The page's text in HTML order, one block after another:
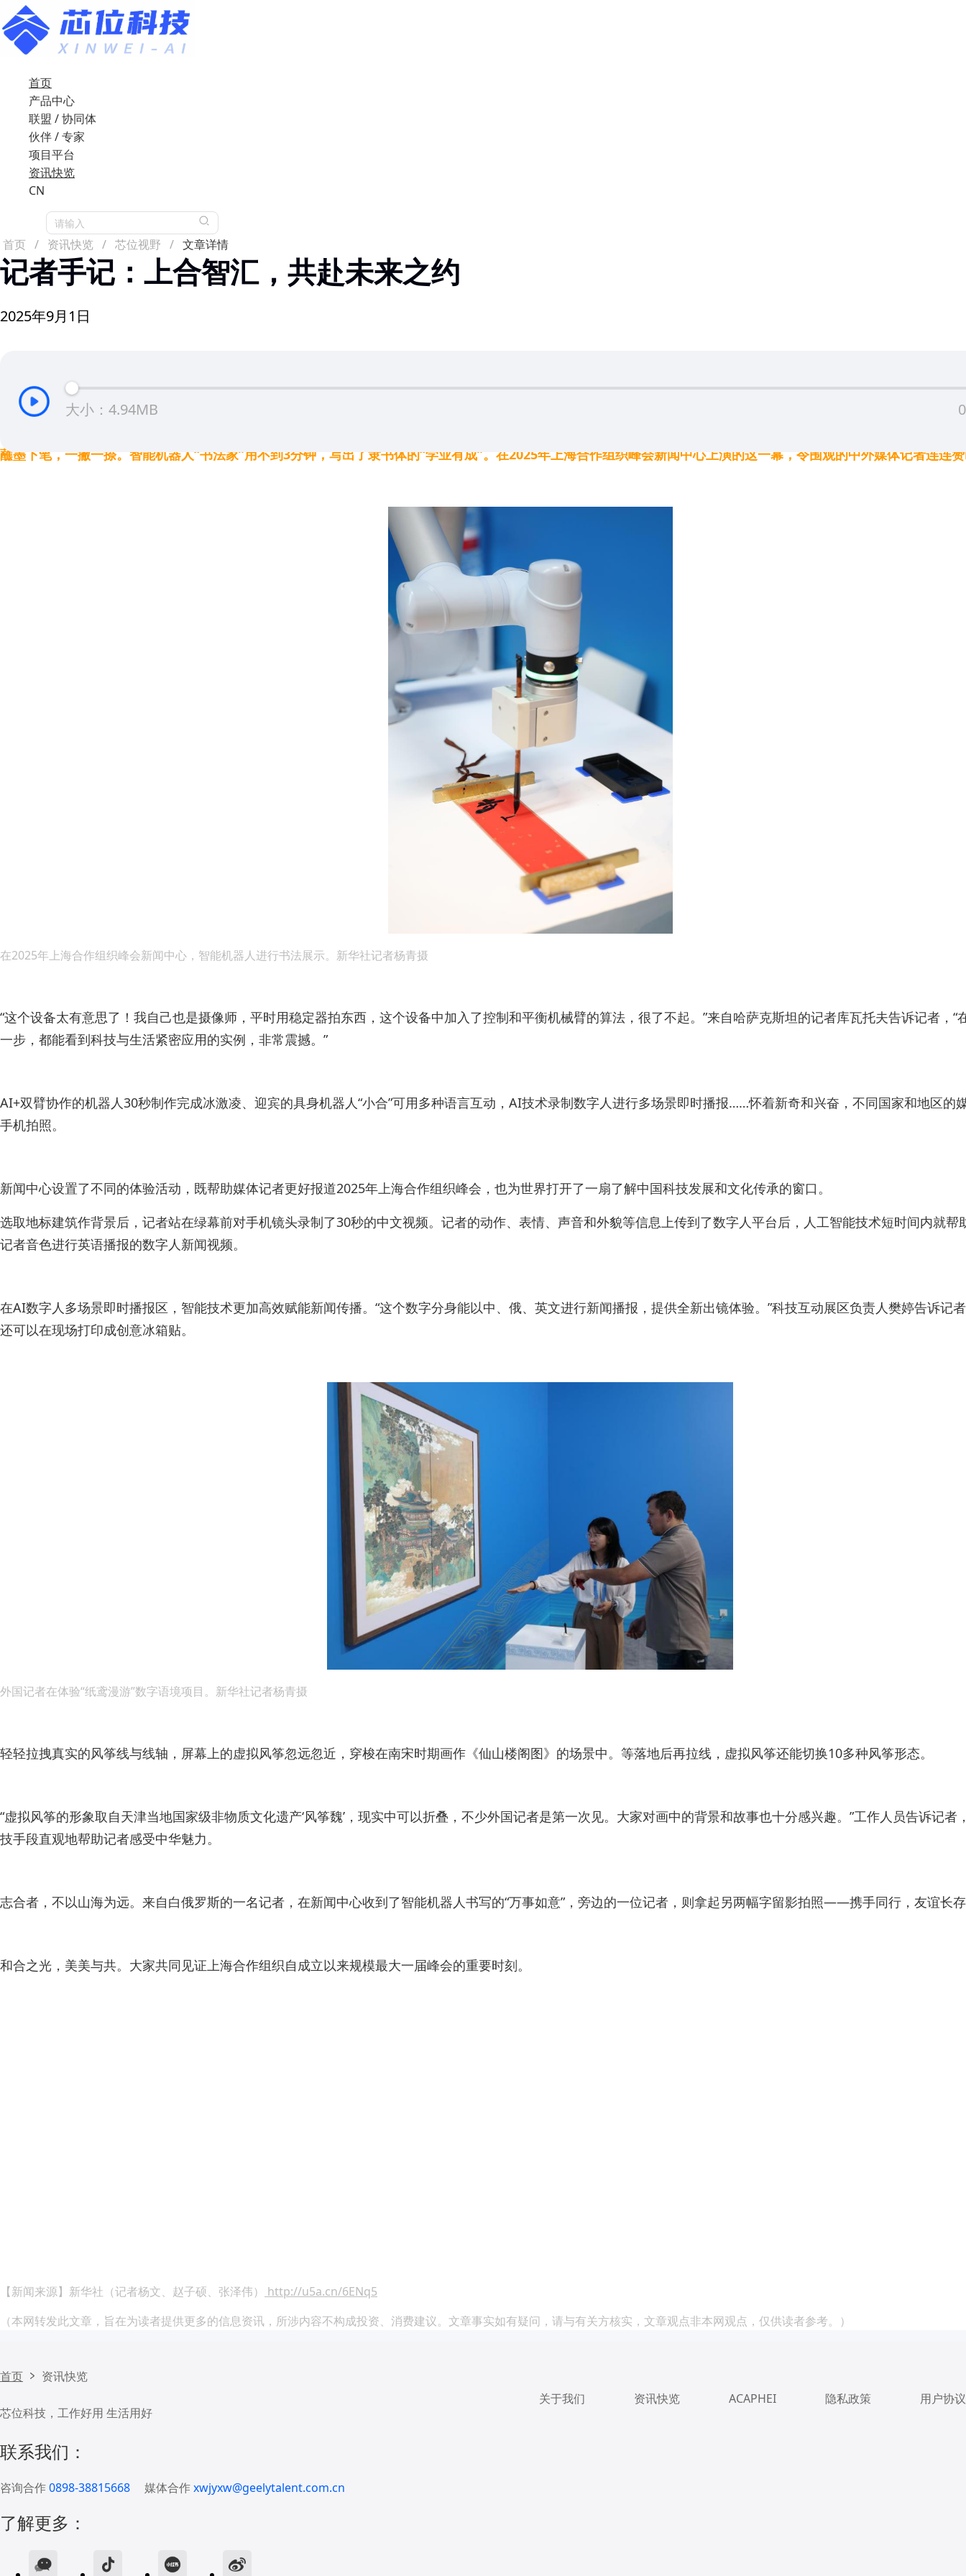
首页
产品中心
联盟 / 协同体
伙伴 / 专家
项目平台
资讯快览
CN
请输入
首页 / 资讯快览 / 芯位视野 / 文章详情
记者手记：上合智汇，共赴未来之约
2025年9月1日
大小：4.94MB
蘸墨下笔，一撇一捺。智能机器人“书法家”用不到3分钟，写出了隶书体的“学业有成”。在2025年上海合作组织峰会新闻中心上演的这一幕，令围观的中外媒体记者连连
在2025年上海合作组织峰会新闻中心，智能机器人进行书法展示。新华社记者杨青摄
“这个设备太有意思了！我自己也是摄像师，平时用稳定器拍东西，这个设备中加入了控制和平衡机械臂的算法，很了不起。”来自哈萨克斯坦的记者库瓦托夫告诉记者，“
一步，都能看到科技与生活紧密应用的实例，非常震撼。”
AI+双臂协作的机器人30秒制作完成冰激凌、迎宾的具身机器人“小合”可用多种语言互动，AI技术录制数字人进行多场景即时播报……怀着新奇和兴奋，不同国家和地区的
手机拍照。
新闻中心设置了不同的体验活动，既帮助媒体记者更好报道2025年上海合作组织峰会，也为世界打开了一扇了解中国科技发展和文化传承的窗口。
选取地标建筑作背景后，记者站在绿幕前对手机镜头录制了30秒的中文视频。记者的动作、表情、声音和外貌等信息上传到了数字人平台后，人工智能技术短时间内就帮
记者音色进行英语播报的数字人新闻视频。
在AI数字人多场景即时播报区，智能技术更加高效赋能新闻传播。“这个数字分身能以中、俄、英文进行新闻播报，提供全新出镜体验。”科技互动展区负责人樊婷告诉记
还可以在现场打印成创意冰箱贴。
外国记者在体验“纸鸢漫游”数字语境项目。新华社记者杨青摄
轻轻拉拽真实的风筝线与线轴，屏幕上的虚拟风筝忽远忽近，穿梭在南宋时期画作《仙山楼阁图》的场景中。等落地后再拉线，虚拟风筝还能切换10多种风筝形态。
“虚拟风筝的形象取自天津当地国家级非物质文化遗产‘风筝魏’，现实中可以折叠，不少外国记者是第一次见。大家对画中的背景和故事也十分感兴趣。”工作人员告诉记者
技手段直观地帮助记者感受中华魅力。
志合者，不以山海为远。来自白俄罗斯的一名记者，在新闻中心收到了智能机器人书写的“万事如意”，旁边的一位记者，则拿起另两幅字留影拍照——携手同行，友谊长
和合之光，美美与共。大家共同见证上海合作组织自成立以来规模最大一届峰会的重要时刻。
【新闻来源】新华社（记者杨文、赵子硕、张泽伟）
http://u5a.cn/6ENq5
（本网转发此文章，旨在为读者提供更多的信息资讯，所涉内容不构成投资、消费建议。文章事实如有疑问，请与有关方核实，文章观点非本网观点，仅供读者参考。）
首页 资讯快览
芯位科技，工作好用 生活用好
联系我们：
咨询合作0898-38815668 媒体合作xwjyxw@geelytalent.com.cn
了解更多：
关于我们 资讯快览 ACAPHEI 隐私政策 用户协议